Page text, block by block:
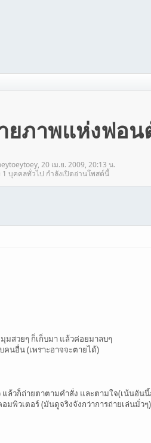
ยภาพแห่งฟอน
20 เม.ย. 2009, 20:13 น.
1 บุคคลทั่วไป กำลังเปิดอ่านโพสต์นี้
มสวยๆ ก็เก็บมา แล้วค่อยมาลบๆ
นอื่น (เพราะอาจจะตายได้)
ล้วก็ถ่ายตาตามคำสั่ง และตามใจ(เน้นอันนี้
พิวเตอร์ (มันดูจริงจังกว่าการถ่ายเล่นมั่วๆ